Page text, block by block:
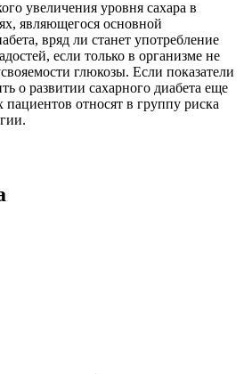
увеличения уровня сахара в
являющегося основной
вряд ли станет употребление
если только в организме не
глюкозы. Если показатели
о развитии сахарного диабета еще
пациентов относят в группу риска